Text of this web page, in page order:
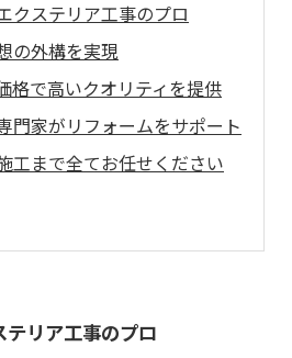
クステリア工事のプロ
の外構を実現
格で高いクオリティを提供
門家がリフォームをサポート
工まで全てお任せください
リア工事のプロ